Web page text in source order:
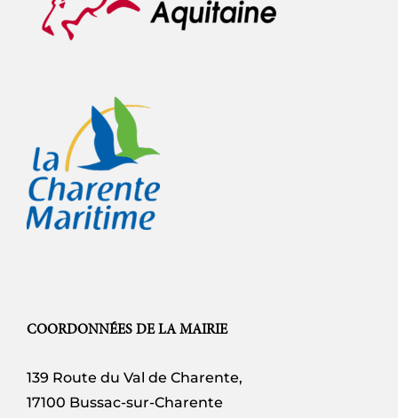
COORDONNÉES DE LA MAIRIE
139 Route du Val de Charente,
17100 Bussac-sur-Charente